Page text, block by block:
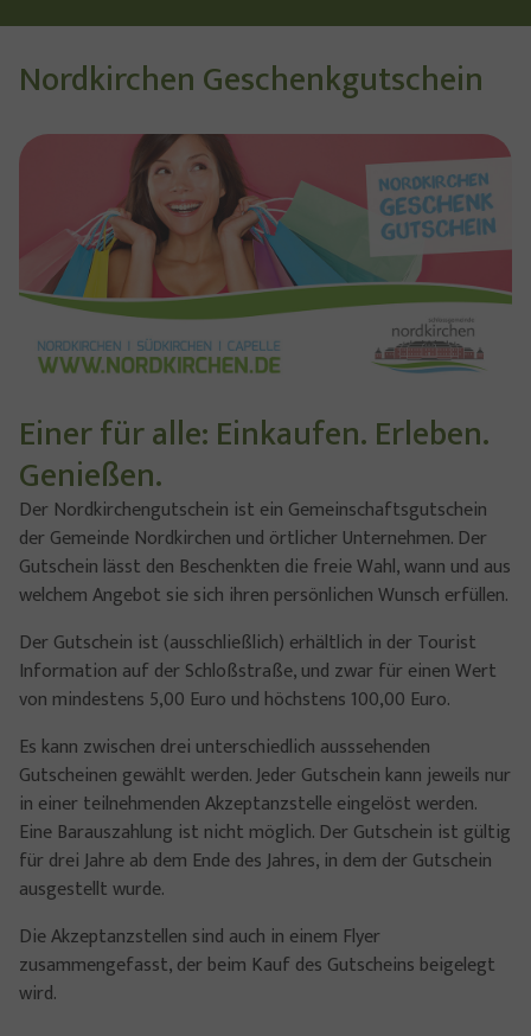
Nordkirchen Geschenkgutschein
Show larger version
Einer für alle: Einkaufen. Erleben.
Genießen.
Der Nordkirchengutschein ist ein Gemeinschaftsgutschein
der Gemeinde Nordkirchen und örtlicher Unternehmen. Der
Gutschein lässt den Beschenkten die freie Wahl, wann und aus
welchem Angebot sie sich ihren persönlichen Wunsch erfüllen.
Der Gutschein ist (ausschließlich) erhältlich in der Tourist
Information auf der Schloßstraße, und zwar für einen Wert
von mindestens 5,00 Euro und höchstens 100,00 Euro.
Es kann zwischen drei unterschiedlich ausssehenden
Gutscheinen gewählt werden. Jeder Gutschein kann jeweils nur
in einer teilnehmenden Akzeptanzstelle eingelöst werden.
Eine Barauszahlung ist nicht möglich. Der Gutschein ist gültig
für drei Jahre ab dem Ende des Jahres, in dem der Gutschein
ausgestellt wurde.
Die Akzeptanzstellen sind auch in einem Flyer
zusammengefasst, der beim Kauf des Gutscheins beigelegt
wird.